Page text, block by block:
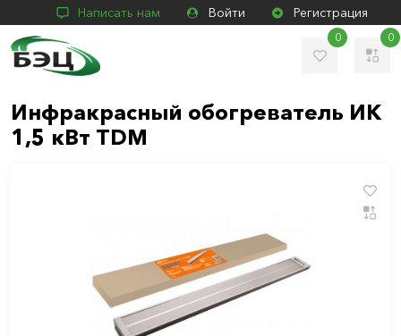
Написать нам Войти Регистрация
0 0
Инфракрасный обогреватель ИК
1,5 кВт TDM